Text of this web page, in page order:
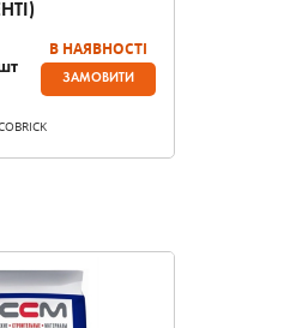
В НАЯВНОСТІ
ЗАМОВИТИ